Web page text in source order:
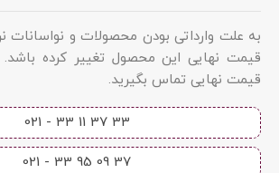
به علت وارداتی بودن محصولات و نواسانات
قیمت نهایی این محصول تغییر کرده باشد.
قیمت نهایی تماس بگیرید.
33 37 11 33 - 021​
37 09 95 33 - 021​